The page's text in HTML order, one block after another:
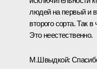
людей на первый и
второго сорта. Так
Это неестественно.
М.Швыдкой: